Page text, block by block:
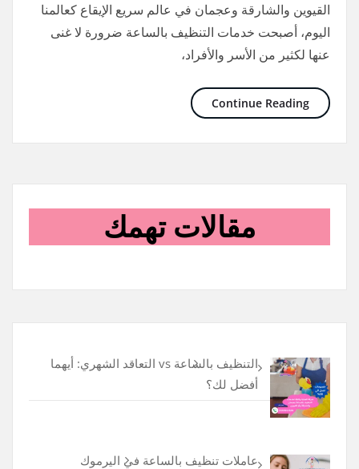
القيوين والشارقة وعجمان في عالم سريع الإيقاع كعالمنا
اليوم، أصبحت خدمات التنظيف بالساعة ضرورة لا غنى
عنها لكثير من الأسر والأفراد،
Continue Reading
مقالات تهمك
التنظيف بالساعة vs التعاقد الشهري: أيهما
أفضل لك؟
عاملات تنظيف بالساعة في اليرموك